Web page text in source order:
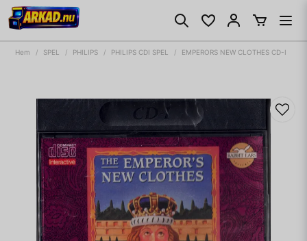
Hem SPEL PHILIPS PHILIPS CDI SPEL EMPERORS NEW CLOTHES CD-I